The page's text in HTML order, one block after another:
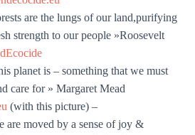
are the lungs of our land,purifying
strength to our people »Roosevelt
planet is – something that we must
care for » Margaret Mead
(with this picture) –
are moved by a sense of joy &